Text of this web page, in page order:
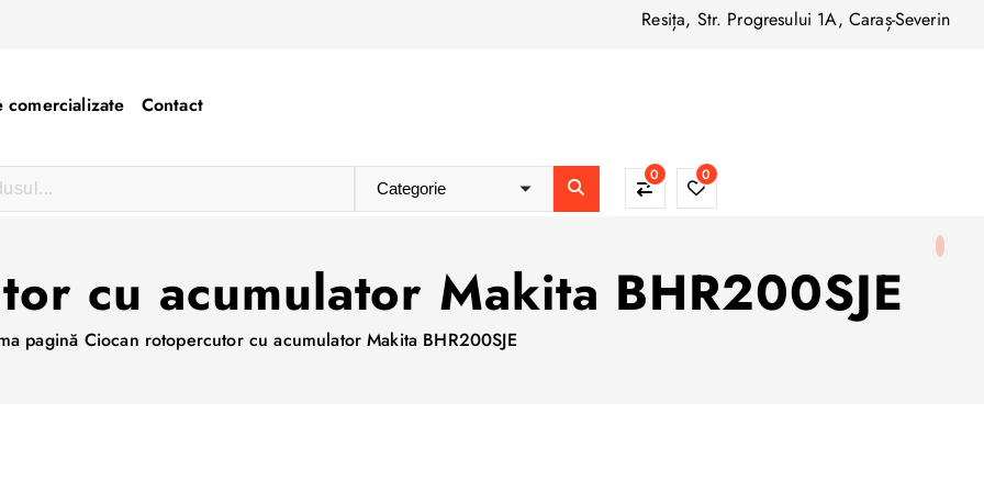
Resița, Str. Progresului 1A, Caraș-Severin
comercializate Contact
0 0
cu acumulator Makita BHR200SJE
pagină Ciocan rotopercutor cu acumulator Makita BHR200SJE